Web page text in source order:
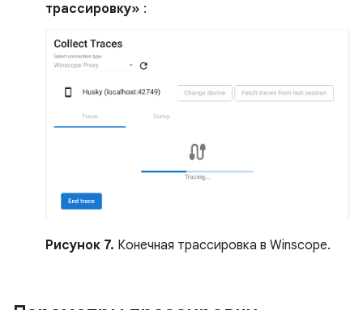
трассировку» :
Рисунок 7. Конечная трассировка в Winscope.